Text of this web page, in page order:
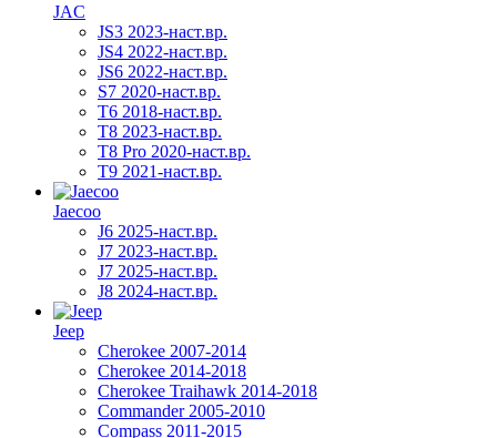
JAC
JS3 2023-наст.вр.
JS4 2022-наст.вр.
JS6 2022-наст.вр.
S7 2020-наст.вр.
T6 2018-наст.вр.
T8 2023-наст.вр.
T8 Pro 2020-наст.вр.
T9 2021-наст.вр.
Jaecoo
J6 2025-наст.вр.
J7 2023-наст.вр.
J7 2025-наст.вр.
J8 2024-наст.вр.
Jeep
Cherokee 2007-2014
Cherokee 2014-2018
Cherokee Traihawk 2014-2018
Commander 2005-2010
Compass 2011-2015